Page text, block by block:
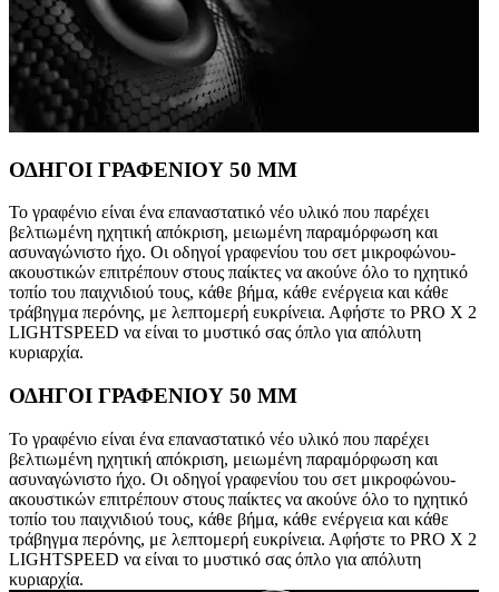
ΟΔΗΓΟΙ ΓΡΑΦΕΝΙΟΥ 50 MM
Το γραφένιο είναι ένα επαναστατικό νέο υλικό που παρέχει
βελτιωμένη ηχητική απόκριση, μειωμένη παραμόρφωση και
ασυναγώνιστο ήχο. Οι οδηγοί γραφενίου του σετ μικροφώνου-
ακουστικών επιτρέπουν στους παίκτες να ακούνε όλο το ηχητικό
τοπίο του παιχνιδιού τους, κάθε βήμα, κάθε ενέργεια και κάθε
τράβηγμα περόνης, με λεπτομερή ευκρίνεια. Αφήστε το PRO X 2
LIGHTSPEED να είναι το μυστικό σας όπλο για απόλυτη
κυριαρχία.
ΟΔΗΓΟΙ ΓΡΑΦΕΝΙΟΥ 50 MM
Το γραφένιο είναι ένα επαναστατικό νέο υλικό που παρέχει
βελτιωμένη ηχητική απόκριση, μειωμένη παραμόρφωση και
ασυναγώνιστο ήχο. Οι οδηγοί γραφενίου του σετ μικροφώνου-
ακουστικών επιτρέπουν στους παίκτες να ακούνε όλο το ηχητικό
τοπίο του παιχνιδιού τους, κάθε βήμα, κάθε ενέργεια και κάθε
τράβηγμα περόνης, με λεπτομερή ευκρίνεια. Αφήστε το PRO X 2
LIGHTSPEED να είναι το μυστικό σας όπλο για απόλυτη
κυριαρχία.